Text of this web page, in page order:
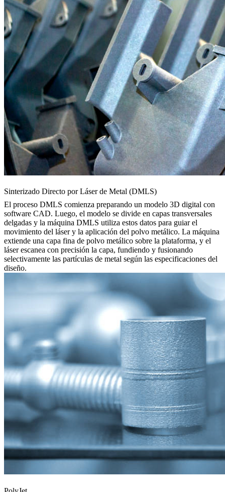
Sinterizado Directo por Láser de Metal (DMLS)
El proceso DMLS comienza preparando un modelo 3D digital con
software CAD. Luego, el modelo se divide en capas transversales
delgadas y la máquina DMLS utiliza estos datos para guiar el
movimiento del láser y la aplicación del polvo metálico. La máquina
extiende una capa fina de polvo metálico sobre la plataforma, y el
láser escanea con precisión la capa, fundiendo y fusionando
selectivamente las partículas de metal según las especificaciones del
diseño.